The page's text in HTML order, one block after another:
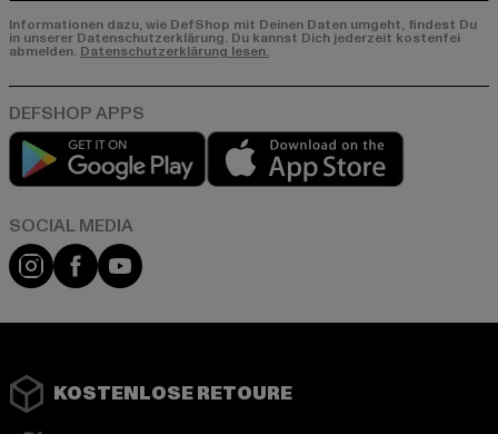
Informationen dazu, wie DefShop mit Deinen Daten umgeht, findest Du
in unserer Datenschutzerklärung. Du kannst Dich jederzeit kostenfei
abmelden. Datenschutzerklärung lesen.
Play market
Instagram
FacebookYouTube
KOSTENLOSE RETOURE